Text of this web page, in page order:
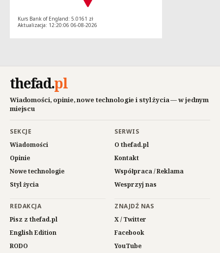
Kurs Bank of England: 5.0161 zł
Aktualizacja: 12:20:06 06-08-2026
thefad.pl
Wiadomości, opinie, nowe technologie i styl życia — w jednym
miejscu
SEKCJE
Wiadomości
Opinie
Nowe technologie
Styl życia
SERWIS
O thefad.pl
Kontakt
Współpraca / Reklama
Wesprzyj nas
REDAKCJA
Pisz z thefad.pl
English Edition
RODO
ZNAJDŹ NAS
X / Twitter
Facebook
YouTube